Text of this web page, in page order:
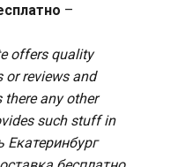
–
offers quality
or reviews and
any other
such stuff in
Екатеринбург